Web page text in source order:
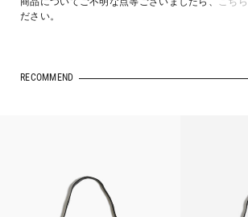
ださい。
RECOMMEND